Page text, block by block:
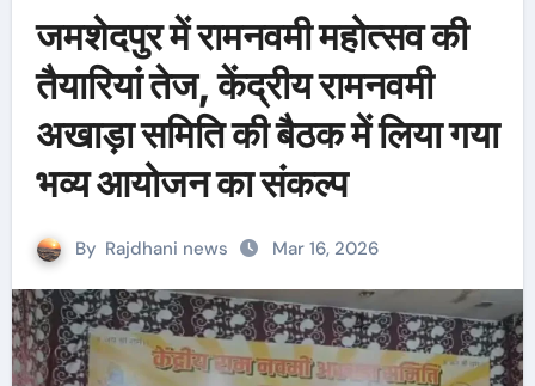
जमशेदपुर में रामनवमी महोत्सव की
तैयारियां तेज, केंद्रीय रामनवमी
अखाड़ा समिति की बैठक में लिया गया
भव्य आयोजन का संकल्प
By Rajdhani news Mar 16, 2026